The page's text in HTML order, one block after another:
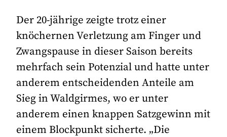
Der 20-jährige zeigte trotz einer
knöchernen Verletzung am Finger und
Zwangspause in dieser Saison bereits
mehrfach sein Potenzial und hatte unter
anderem entscheidenden Anteile am
Sieg in Waldgirmes, wo er unter
anderem einen knappen Satzgewinn mit
einem Blockpunkt sicherte. „Die